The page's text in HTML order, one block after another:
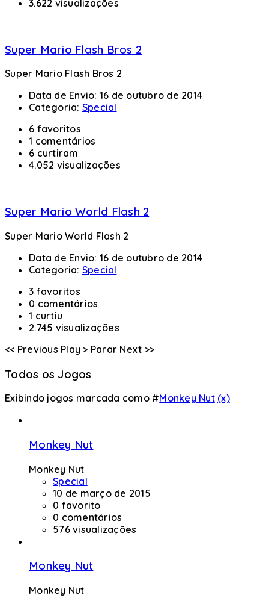
3.622 visualizações
Super Mario Flash Bros 2
Super Mario Flash Bros 2
Data de Envio: 16 de outubro de 2014
Categoria: Special
6 favoritos
1 comentários
6 curtiram
4.052 visualizações
Super Mario World Flash 2
Super Mario World Flash 2
Data de Envio: 16 de outubro de 2014
Categoria: Special
3 favoritos
0 comentários
1 curtiu
2.745 visualizações
<< Previous Play > Parar Next >>
Todos os Jogos
Exibindo jogos marcada como #Monkey Nut (x)
Monkey Nut
Monkey Nut
Special
10 de março de 2015
0 favorito
0 comentários
576 visualizações
Monkey Nut
Monkey Nut